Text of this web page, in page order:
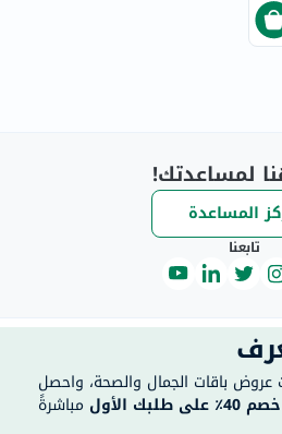
لمساعدتك!
المساعدة
تابعنا
عروض باقات الجمال والصحة، واحصل
خصم 40٪ على طلبك الأول